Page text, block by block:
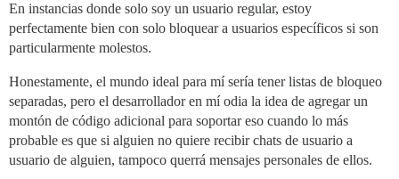
En instancias donde solo soy un usuario regular, estoy
perfectamente bien con solo bloquear a usuarios específicos si son
particularmente molestos.
Honestamente, el mundo ideal para mí sería tener listas de bloqueo
separadas, pero el desarrollador en mí odia la idea de agregar un
montón de código adicional para soportar eso cuando lo más
probable es que si alguien no quiere recibir chats de usuario a
usuario de alguien, tampoco querrá mensajes personales de ellos.